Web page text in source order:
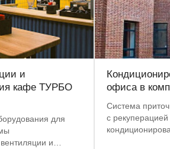
и
кафе ТУРБО
для
и
офиса в
Система
с